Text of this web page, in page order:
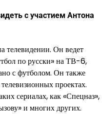
с участием Антона
телевидении. Он ведет
по русски» на ТВ-6,
с футболом. Он также
проектах.
сериалах, как «Спецназ»,
и многих других.